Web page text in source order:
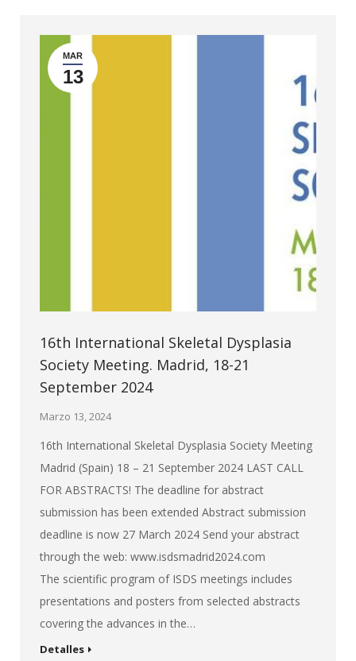
MAR
13
16th International Skeletal Dysplasia
Society Meeting. Madrid, 18-21
September 2024
Marzo 13, 2024
16th International Skeletal Dysplasia Society Meeting
Madrid (Spain) 18 – 21 September 2024 LAST CALL
FOR ABSTRACTS! The deadline for abstract
submission has been extended Abstract submission
deadline is now 27 March 2024 Send your abstract
through the web: www.isdsmadrid2024.com
The scientific program of ISDS meetings includes
presentations and posters from selected abstracts
covering the advances in the…
Detalles